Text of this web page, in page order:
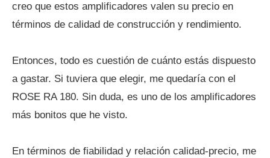
creo que estos amplificadores valen su precio en
términos de calidad de construcción y rendimiento.
Entonces, todo es cuestión de cuánto estás dispuesto
a gastar. Si tuviera que elegir, me quedaría con el
ROSE RA 180. Sin duda, es uno de los amplificadores
más bonitos que he visto.
En términos de fiabilidad y relación calidad-precio, me